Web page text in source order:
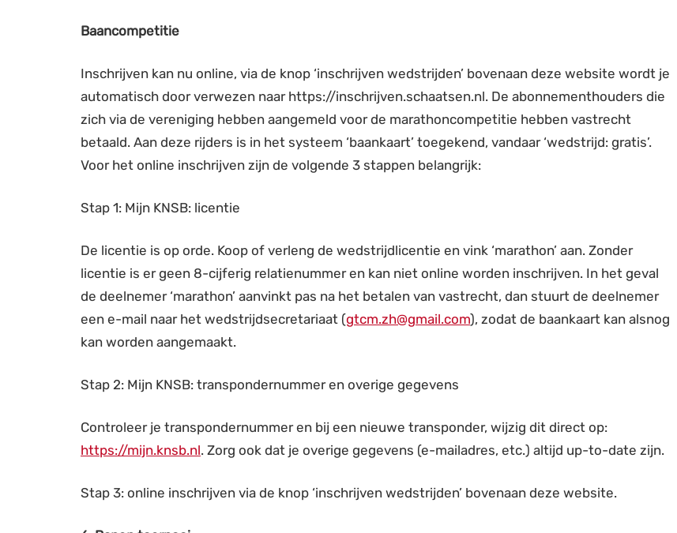
Baancompetitie
Inschrijven kan nu online, via de knop ‘inschrijven wedstrijden’ bovenaan deze website wordt je
automatisch door verwezen naar https://inschrijven.schaatsen.nl. De abonnementhouders die
zich via de vereniging hebben aangemeld voor de marathoncompetitie hebben vastrecht
betaald. Aan deze rijders is in het systeem ‘baankaart’ toegekend, vandaar ‘wedstrijd: gratis’.
Voor het online inschrijven zijn de volgende 3 stappen belangrijk:
Stap 1: Mijn KNSB: licentie
De licentie is op orde. Koop of verleng de wedstrijdlicentie en vink ‘marathon’ aan. Zonder
licentie is er geen 8-cijferig relatienummer en kan niet online worden inschrijven. In het geval
de deelnemer ‘marathon’ aanvinkt pas na het betalen van vastrecht, dan stuurt de deelnemer
een e-mail naar het wedstrijdsecretariaat (gtcm.zh@gmail.com), zodat de baankaart kan alsnog
kan worden aangemaakt.
Stap 2: Mijn KNSB: transpondernummer en overige gegevens
Controleer je transpondernummer en bij een nieuwe transponder, wijzig dit direct op:
https://mijn.knsb.nl. Zorg ook dat je overige gegevens (e-mailadres, etc.) altijd up-to-date zijn.
Stap 3: online inschrijven via de knop ‘inschrijven wedstrijden’ bovenaan deze website.